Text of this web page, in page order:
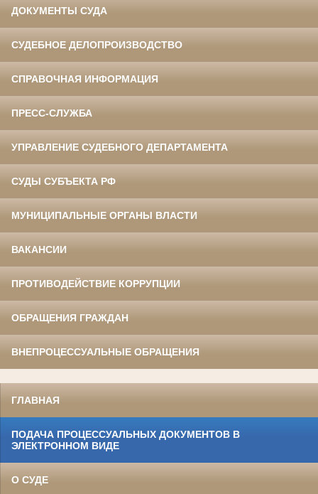
ДОКУМЕНТЫ СУДА
СУДЕБНОЕ ДЕЛОПРОИЗВОДСТВО
СПРАВОЧНАЯ ИНФОРМАЦИЯ
ПРЕСС-СЛУЖБА
УПРАВЛЕНИЕ СУДЕБНОГО ДЕПАРТАМЕНТА
СУДЫ СУБЪЕКТА РФ
МУНИЦИПАЛЬНЫЕ ОРГАНЫ ВЛАСТИ
ВАКАНСИИ
ПРОТИВОДЕЙСТВИЕ КОРРУПЦИИ
ОБРАЩЕНИЯ ГРАЖДАН
ВНЕПРОЦЕССУАЛЬНЫЕ ОБРАЩЕНИЯ
ГЛАВНАЯ
ПОДАЧА ПРОЦЕССУАЛЬНЫХ ДОКУМЕНТОВ В
ЭЛЕКТРОННОМ ВИДЕ
О СУДЕ